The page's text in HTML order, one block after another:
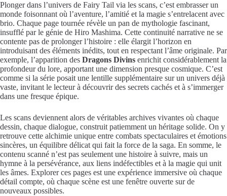
Plonger dans l’univers de Fairy Tail via les scans, c’est embrasser un
monde foisonnant où l’aventure, l’amitié et la magie s’entrelacent avec
brio. Chaque page tournée révèle un pan de mythologie fascinant,
insufflé par le génie de Hiro Mashima. Cette continuité narrative ne se
contente pas de prolonger l’histoire : elle élargit l’horizon en
introduisant des éléments inédits, tout en respectant l’âme originale. Par
exemple, l’apparition des Dragons Divins enrichit considérablement la
profondeur du lore, apportant une dimension presque cosmique. C’est
comme si la série posait une lentille supplémentaire sur un univers déjà
vaste, invitant le lecteur à découvrir des secrets cachés et à s’immerger
dans une fresque épique.
Les scans deviennent alors de véritables archives vivantes où chaque
dessin, chaque dialogue, construit patiemment un héritage solide. On y
retrouve cette alchimie unique entre combats spectaculaires et émotions
sincères, un équilibre délicat qui fait la force de la saga. En somme, le
contenu scanné n’est pas seulement une histoire à suivre, mais un
hymne à la persévérance, aux liens indéfectibles et à la magie qui unit
les âmes. Explorer ces pages est une expérience immersive où chaque
détail compte, où chaque scène est une fenêtre ouverte sur de
nouveaux possibles.